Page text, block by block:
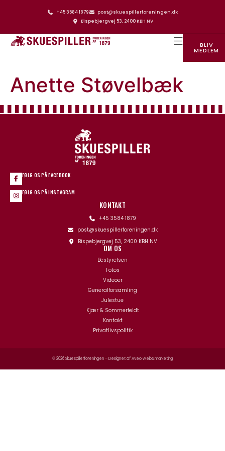
+45 3584 1879
post@skuespillerforeningen.dk
Bispebjergvej 53, 2400 KBH NV
BLIV
MEDLEM
Anette Støvelbæk
FØLG OS PÅ FACEBOOK
FØLG OS PÅ INSTAGRAM
KONTAKT
+45 3584 1879
post@skuespillerforeningen.dk
Bispebjergvej 53, 2400 KBH NV
OM OS
Bestyrelsen
Fotos
Videoer
Generalforsamling
Julestue
Kjær & Sommerfeldt
Kontakt
Privatlivspolitik
© 2026 Skuespillerforeningen – Designet afAveo web&marketing